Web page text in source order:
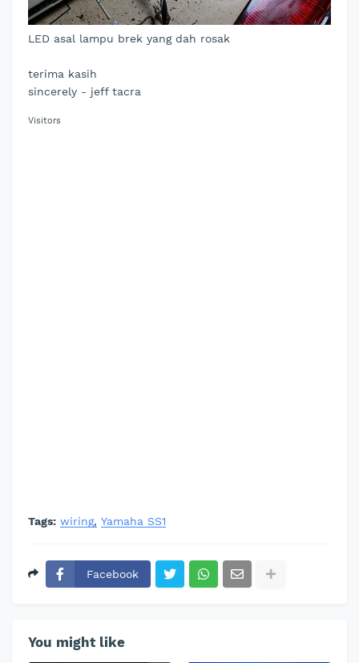
LED asal lampu brek yang dah rosak
terima kasih
sincerely - jeff tacra
Visitors
Tags: wiring Yamaha SS1
Facebook
You might like